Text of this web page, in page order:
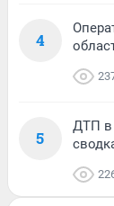
4
5
ДТП в